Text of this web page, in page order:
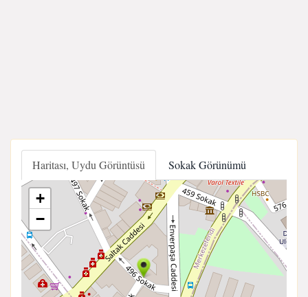
Haritası, Uydu Görüntüsü Sokak Görünümü
+
−